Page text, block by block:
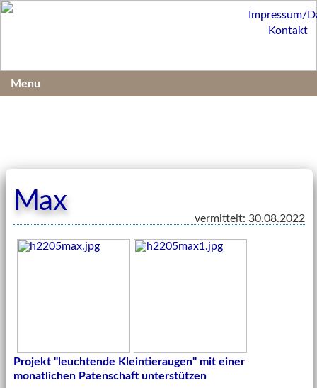
Max
vermittelt: 30.08.2022
Projekt "leuchtende Kleintieraugen" mit einer
monatlichen Patenschaft unterstützen
Impressum/
Kontakt
Menu